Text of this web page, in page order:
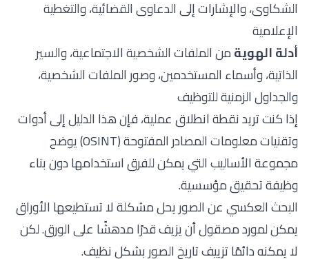
الشكاوى، والإشارات إلى الدعاوى القضائية، والتغطية
الإعلامية
أدلة الهويةمن الملفات الشخصية الاجتماعية، والسير
الذاتية، وأسماء المستخدمين، وصور الملفات الشخصية،
والجداول الزمنية للتوظيف
إذا كنت تريد نقطة انطلاق عملية، فإن هذا الدليل إلىأدوات
وتقنيات معلومات المصادر المفتوحة (OSINT)
يوضح
مجموعة الأساليب التي يمكن للفرق استخدامها دون بناء
وظيفة تحقيق مؤسسية.
البحث العكسي عن الصور يحل مشكلة لا تستطيعها الأوراق
يمكن لمورد مصقول أن يزيف قدرًا مدهشًا على الورق. لكن
لا يمكنه دائمًا تزييف تاريخ الصور بشكل نظيف.